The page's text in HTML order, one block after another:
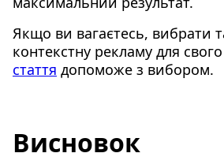
Якщо ви вагаєтесь, вибрати
контекстну рекламу для
стаття допоможе з вибором.
Висновок